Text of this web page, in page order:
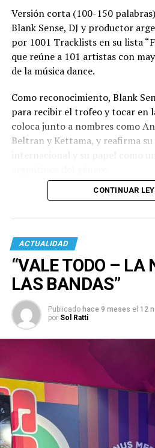
Versión corta (100-150 palabras)
Blank Sense, DJ y productor
por 1001 Tracklists en su lista
que reúne a 101 artistas con
de la música dance.
Como reconocimiento, Blank
para recibir el trofeo y tocar en
coloca junto a nombres como
Beltran y Kettama, y reafirma
CONTINUAR
ACTUALIDAD
“VALE TODO – LA
LAS BANDAS”
Publicado hace 9 meses el 12
por Sol Ratti